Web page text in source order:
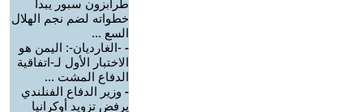
طرابزون سبور يبدأ
خطواته لضم نجم الهلال
السع ...
- -الغارديان-: اليمن هو
الاختبار الأول لـ-اتفاقية
الدفاع المشت ...
- وزير الدفاع الفنلندي
يرفض تزويد أوكرانيا